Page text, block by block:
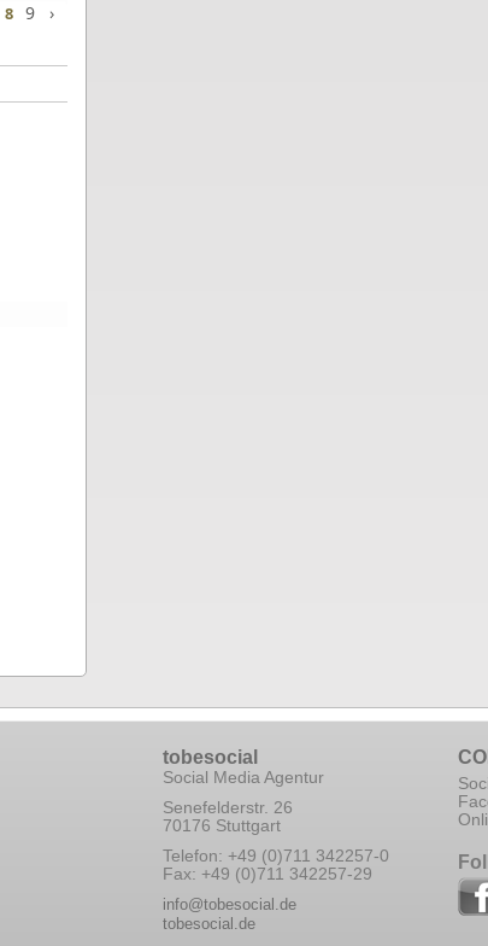
8 9
›
tobesocial
Social Media Agentur
Senefelderstr. 26
70176 Stuttgart
Telefon: +49 (0)711 342257-0
Fax: +49 (0)711 342257-29
info@tobesocial.de
tobesocial.de